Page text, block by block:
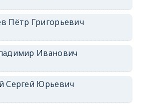
Пётр Григорьевич
Иванович
Сергей Юрьевич